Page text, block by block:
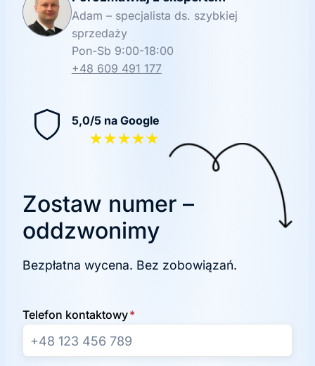
Adam – specjalista ds. szybkiej
sprzedaży
Pon-Sb 9:00-18:00
+48 609 491 177
5,0/5 na Google
★★★★★
Zostaw numer –
oddzwonimy
Bezpłatna wycena. Bez zobowiązań.
Telefon kontaktowy*